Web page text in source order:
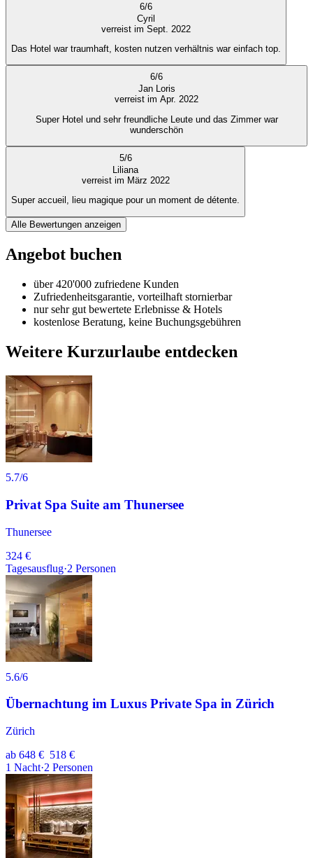
6/6
Cyril
verreist im Sept. 2022
Das Hotel war traumhaft, kosten nutzen verhältnis war einfach top.
6/6
Jan Loris
verreist im Apr. 2022
Super Hotel und sehr freundliche Leute und das Zimmer war
wunderschön
5/6
Liliana
verreist im März 2022
Super accueil, lieu magique pour un moment de détente.
Alle Bewertungen anzeigen
Angebot buchen
über 420'000 zufriedene Kunden
Zufriedenheitsgarantie, vorteilhaft stornierbar
nur sehr gut bewertete Erlebnisse & Hotels
kostenlose Beratung, keine Buchungsgebühren
Weitere Kurzurlaube entdecken
5.7/6
Privat Spa Suite am Thunersee
Thunersee
324 €
Tagesausflug·2 Personen
5.6/6
Übernachtung im Luxus Private Spa in Zürich
Zürich
ab 648 € 518 €
1 Nacht·2 Personen